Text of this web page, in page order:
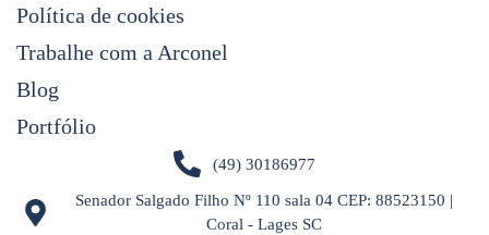
Política de cookies
Trabalhe com a Arconel
Blog
Portfólio
(49) 30186977
Senador Salgado Filho Nº 110 sala 04 CEP: 88523150 |
Coral - Lages SC